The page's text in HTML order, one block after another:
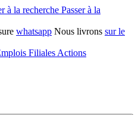
à la recherche Passer à la
whatsapp Nous livrons sur le
Filiales Actions